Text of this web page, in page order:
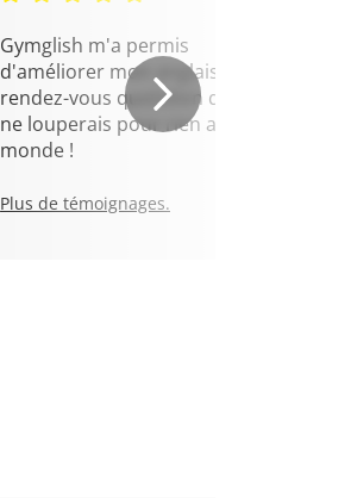
Gymglish m'a permis
d'améliorer mon anglais. Un
rendez-vous quotidien que je
ne louperais pour rien au
monde !
Plus de témoignages.